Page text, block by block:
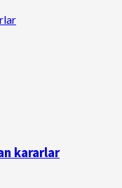
kararlar